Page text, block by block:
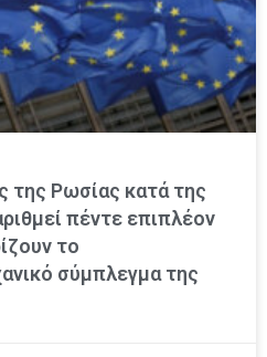
της Ρωσίας κατά της
πέντε επιπλέον
το
σύμπλεγμα της